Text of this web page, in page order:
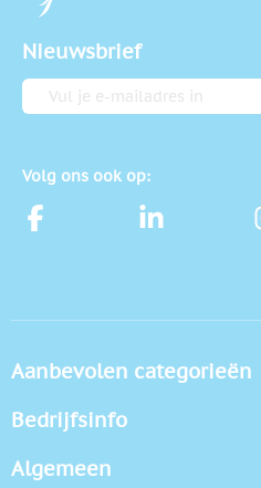
Nieuwsbrief
E-mailadres
Volg ons ook op:
Aanbevolen categorieën
Bedrijfsinfo
Algemeen